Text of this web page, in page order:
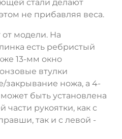
стали делают
не прибавляя веса.
от модели. На
есть ребристый
13-мм окно
втулки
закрывание ножа, а 4-
быть установлена
рукоятки, как с
так и с левой -